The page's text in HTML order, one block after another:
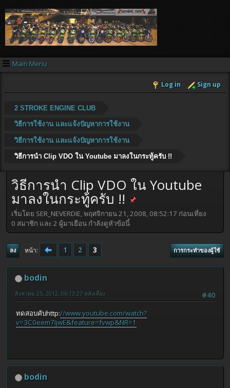
Main Menu
Log in Sign up
2 STROKE ENGINE CLUB
วิธีการใช้งาน และแจ้งปัญหาการใช้งาน
วิธีการใช้งาน และแจ้งปัญหาการใช้งาน
วิธีการนำ Clip VDO ใน Youtube มาลงในกระทู้ครับ !!
วิธีการนำ Clip VDO ใน Youtube
มาลงในกระทู้ครับ !!
เริ่มโดย SER_NEVERDIE, พฤศจิกายน 21, 2008, 08:52:17 ก่อนเที่ยง
0 สมาชิก และ 2 ผู้มาเยือน กำลังดูหัวข้อนี้
ลง หน้า 1 2 3 การกระทำของผู้ใช้
bodin
#40
สิงหาคม 25, 2012, 06:13:27 หลังเที่ยง
ทดสอบคับhttp://www.youtube.com/watch?
v=3C0eem7IjwE&feature=fvwp&NR=1
bodin